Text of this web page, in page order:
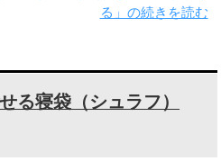
る」の続きを読む
る寝袋（シュラフ）